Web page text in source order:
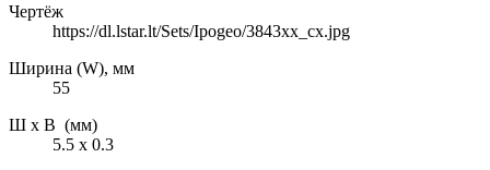
Чертёж
https://dl.lstar.lt/Sets/Ipogeo/3843xx_cx.jpg
Ширина (W), мм
55
Ш х В (мм)
5.5 х 0.3